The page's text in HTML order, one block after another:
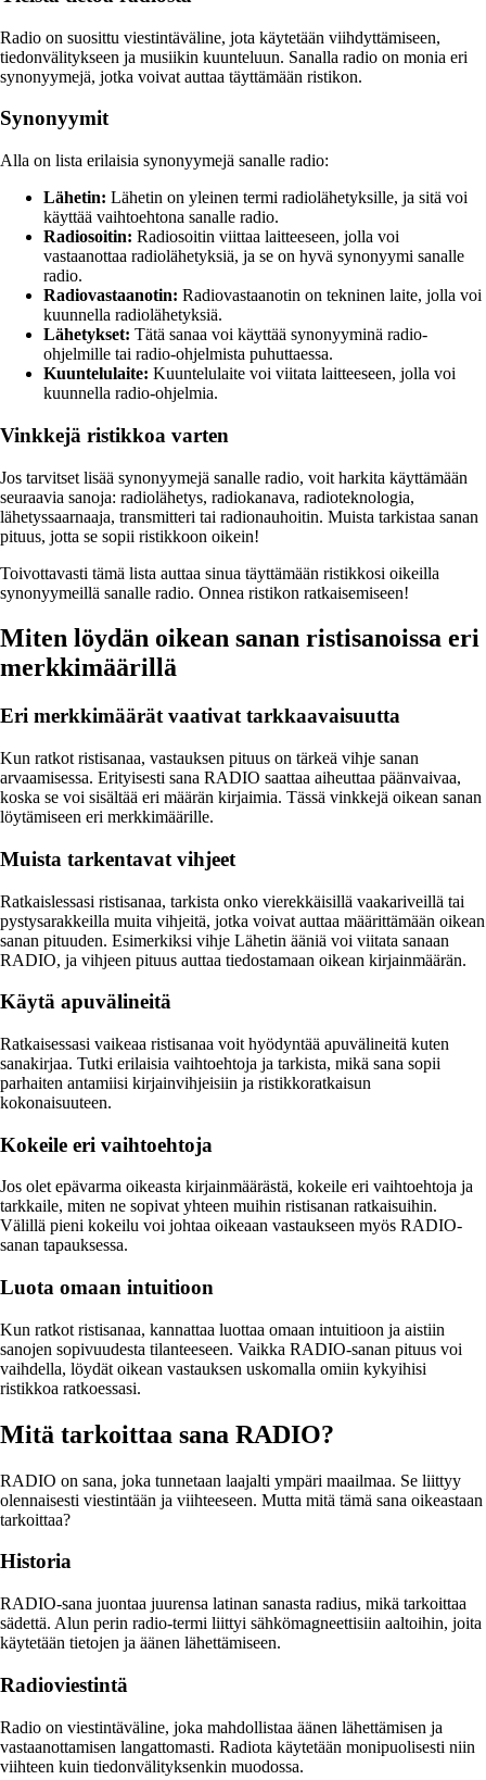
Radio on suosittu viestintäväline, jota käytetään viihdyttämiseen,
tiedonvälitykseen ja musiikin kuunteluun. Sanalla radio on monia eri
synonyymejä, jotka voivat auttaa täyttämään ristikon.
Synonyymit
Alla on lista erilaisia synonyymejä sanalle radio:
Lähetin: Lähetin on yleinen termi radiolähetyksille, ja sitä voi
käyttää vaihtoehtona sanalle radio.
Radiosoitin: Radiosoitin viittaa laitteeseen, jolla voi
vastaanottaa radiolähetyksiä, ja se on hyvä synonyymi sanalle
radio.
Radiovastaanotin: Radiovastaanotin on tekninen laite, jolla voi
kuunnella radiolähetyksiä.
Lähetykset: Tätä sanaa voi käyttää synonyyminä radio-
ohjelmille tai radio-ohjelmista puhuttaessa.
Kuuntelulaite: Kuuntelulaite voi viitata laitteeseen, jolla voi
kuunnella radio-ohjelmia.
Vinkkejä ristikkoa varten
Jos tarvitset lisää synonyymejä sanalle radio, voit harkita käyttämään
seuraavia sanoja: radiolähetys, radiokanava, radioteknologia,
lähetyssaarnaaja, transmitteri tai radionauhoitin. Muista tarkistaa sanan
pituus, jotta se sopii ristikkoon oikein!
Toivottavasti tämä lista auttaa sinua täyttämään ristikkosi oikeilla
synonyymeillä sanalle radio. Onnea ristikon ratkaisemiseen!
Miten löydän oikean sanan ristisanoissa eri
merkkimäärillä
Eri merkkimäärät vaativat tarkkaavaisuutta
Kun ratkot ristisanaa, vastauksen pituus on tärkeä vihje sanan
arvaamisessa. Erityisesti sana RADIO saattaa aiheuttaa päänvaivaa,
koska se voi sisältää eri määrän kirjaimia. Tässä vinkkejä oikean sanan
löytämiseen eri merkkimäärille.
Muista tarkentavat vihjeet
Ratkaislessasi ristisanaa, tarkista onko vierekkäisillä vaakariveillä tai
pystysarakkeilla muita vihjeitä, jotka voivat auttaa määrittämään oikean
sanan pituuden. Esimerkiksi vihje Lähetin ääniä voi viitata sanaan
RADIO, ja vihjeen pituus auttaa tiedostamaan oikean kirjainmäärän.
Käytä apuvälineitä
Ratkaisessasi vaikeaa ristisanaa voit hyödyntää apuvälineitä kuten
sanakirjaa. Tutki erilaisia vaihtoehtoja ja tarkista, mikä sana sopii
parhaiten antamiisi kirjainvihjeisiin ja ristikkoratkaisun
kokonaisuuteen.
Kokeile eri vaihtoehtoja
Jos olet epävarma oikeasta kirjainmäärästä, kokeile eri vaihtoehtoja ja
tarkkaile, miten ne sopivat yhteen muihin ristisanan ratkaisuihin.
Välillä pieni kokeilu voi johtaa oikeaan vastaukseen myös RADIO-
sanan tapauksessa.
Luota omaan intuitioon
Kun ratkot ristisanaa, kannattaa luottaa omaan intuitioon ja aistiin
sanojen sopivuudesta tilanteeseen. Vaikka RADIO-sanan pituus voi
vaihdella, löydät oikean vastauksen uskomalla omiin kykyihisi
ristikkoa ratkoessasi.
Mitä tarkoittaa sana RADIO?
RADIO on sana, joka tunnetaan laajalti ympäri maailmaa. Se liittyy
olennaisesti viestintään ja viihteeseen. Mutta mitä tämä sana oikeastaan
tarkoittaa?
Historia
RADIO-sana juontaa juurensa latinan sanasta radius, mikä tarkoittaa
sädettä. Alun perin radio-termi liittyi sähkömagneettisiin aaltoihin, joita
käytetään tietojen ja äänen lähettämiseen.
Radioviestintä
Radio on viestintäväline, joka mahdollistaa äänen lähettämisen ja
vastaanottamisen langattomasti. Radiota käytetään monipuolisesti niin
viihteen kuin tiedonvälityksenkin muodossa.